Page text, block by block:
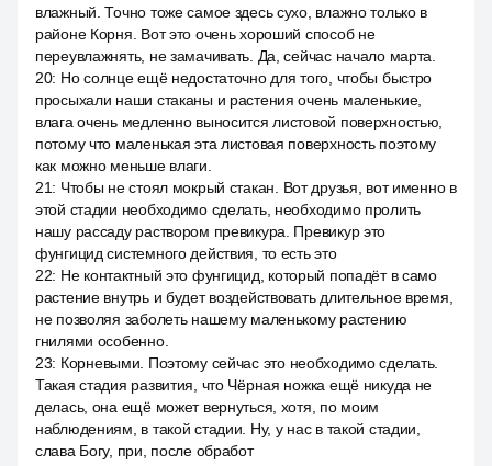
влажный. Точно тоже самое здесь сухо, влажно только в
районе Корня. Вот это очень хороший способ не
переувлажнять, не замачивать. Да, сейчас начало марта.
20: Но солнце ещё недостаточно для того, чтобы быстро
просыхали наши стаканы и растения очень маленькие,
влага очень медленно выносится листовой поверхностью,
потому что маленькая эта листовая поверхность поэтому
как можно меньше влаги.
21: Чтобы не стоял мокрый стакан. Вот друзья, вот именно в
этой стадии необходимо сделать, необходимо пролить
нашу рассаду раствором превикура. Превикур это
фунгицид системного действия, то есть это
22: Не контактный это фунгицид, который попадёт в само
растение внутрь и будет воздействовать длительное время,
не позволяя заболеть нашему маленькому растению
гнилями особенно.
23: Корневыми. Поэтому сейчас это необходимо сделать.
Такая стадия развития, что Чёрная ножка ещё никуда не
делась, она ещё может вернуться, хотя, по моим
наблюдениям, в такой стадии. Ну, у нас в такой стадии,
слава Богу, при, после обработ